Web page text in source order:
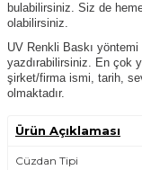
bulabilirsiniz. Siz de
olabilirsiniz.
UV Renkli Baskı yöntemi
yazdırabilirsiniz. En çok
şirket/firma ismi, tarih,
olmaktadır.
Ürün Açıklaması
Cüzdan Tipi